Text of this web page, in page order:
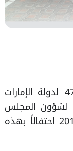
ضمن احتفالاتها باليوم الوطني الـ 47 لدولة الإمارات
لشؤون المجلس
الوطني الاتحادي اليوم 27 نوفمبر 2018 احتفالاً بهذه